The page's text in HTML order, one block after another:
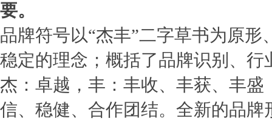
要。
品牌符号以“杰丰”二字草书为原
稳定的理念；概括了品牌识别、
杰：卓越，丰：丰收、丰获、丰
信、稳健、合作团结。全新的品